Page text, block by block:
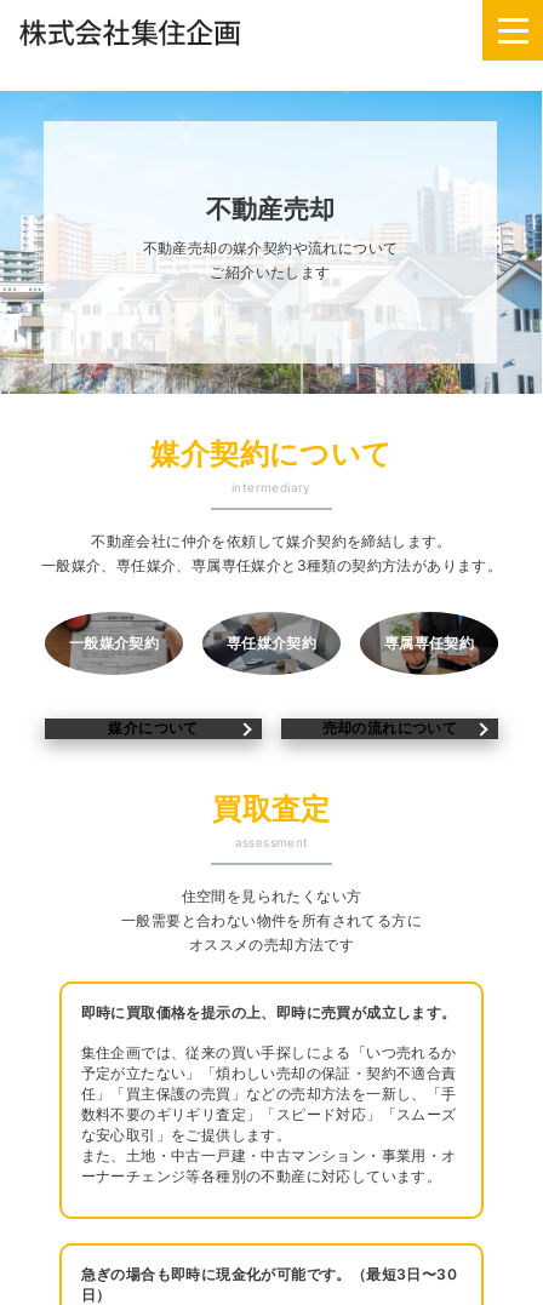
事業紹介 会社情報
03-5375-1171
定休日:毎週火曜日、水曜日
簡単査定 お問い合わせ
不動産売却
不動産売却の媒介契約や流れについて
ご紹介いたします
媒介契約について
intermediary
不動産会社に仲介を依頼して媒介契約を締結します。
一般媒介、専任媒介、専属専任媒介と3種類の契約方法があります。
一般媒介契約 専任媒介契約 専属専任契約
媒介について 売却の流れについて
買取査定
assessment
住空間を見られたくない方
一般需要と合わない物件を所有されてる方に
オススメの売却方法です
即時に買取価格を提示の上、即時に売買が成立します。
集住企画では、従来の買い手探しによる「いつ売れるか
予定が立たない」「煩わしい売却の保証・契約不適合責
任」「買主保護の売買」などの売却方法を一新し、「手
数料不要のギリギリ査定」「スピード対応」「スムーズ
な安心取引」をご提供します。
また、土地・中古一戸建・中古マンション・事業用・オ
ーナーチェンジ等各種別の不動産に対応しています。
急ぎの場合も即時に現金化が可能です。（最短3日〜30
日）